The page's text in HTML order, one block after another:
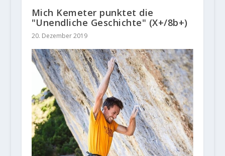
Mich Kemeter punktet die
"Unendliche Geschichte" (X+/8b+)
20. Dezember 2019